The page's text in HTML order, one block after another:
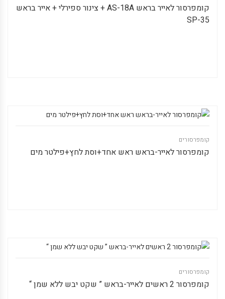
קומפרסור לאייר בראש AS-18A + צינור ספירלי + אייר בראש
SP-35
קומפרסורים
קומפרסור לאייר-בראש ראש אחד+וסת לחץ+פילטר מים
קומפרסורים
קומפרסור 2 ראשים לאייר-בראש ” שקט יבש ללא שמן “